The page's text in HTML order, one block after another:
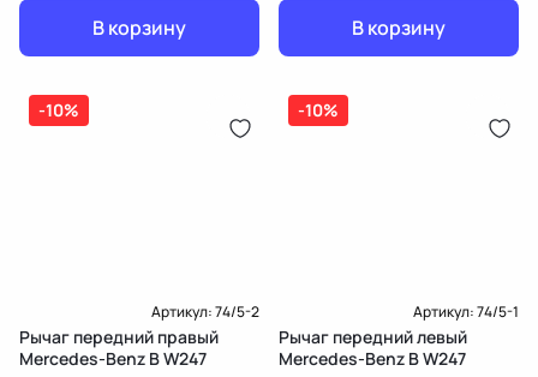
В корзину
В корзину
-10%
Артикул:74/5-2
Рычаг передний правый
Mercedes-Benz B W247
-10%
Артикул:74/5-1
Рычаг передний левый
Mercedes-Benz B W247